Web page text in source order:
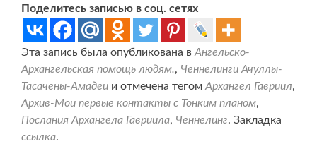
Поделитесь записью в соц. сетях
Эта запись была опубликована в Ангельско-
Архангельская помощь людям., Ченнелинги Ачуллы-
Тасачены-Амадеи и отмечена тегом Архангел Гавриил,
Архив-Мои первые контакты с Тонким планом,
Послания Архангела Гавриила, Ченнелинг. Закладка
ссылка.